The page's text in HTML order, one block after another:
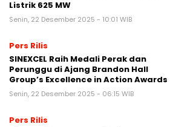
Listrik 625 MW
Senin, 22 Desember 2025 - 10:01 WIB
Pers Rilis
SINEXCEL Raih Medali Perak dan
Perunggu di Ajang Brandon Hall
Group’s Excellence in Action Awards
Senin, 22 Desember 2025 - 06:15 WIB
Pers Rilis